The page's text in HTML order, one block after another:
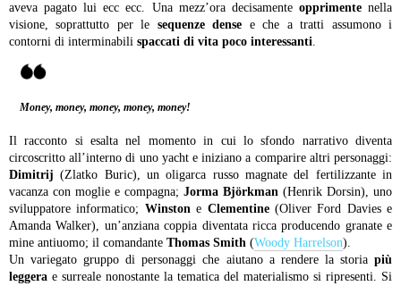
aveva pagato lui ecc ecc. Una mezz’ora decisamente opprimentenella
visione, soprattutto per le sequenze dense e che a tratti assumono i
contorni di interminabili spaccati di vita poco interessanti.
Money, money, money, money, money!
Il racconto si esalta nel momento in cui lo sfondo narrativo diventa
circoscritto all’interno di uno yacht e iniziano a comparire altri personaggi:
Dimitrij (Zlatko Buric), un oligarca russo magnate del fertilizzante in
vacanza con moglie e compagna; Jorma Björkman (Henrik Dorsin), uno
sviluppatore informatico; Winstone Clementine(Oliver Ford Davies e
Amanda Walker), un’anziana coppia diventata ricca producendo granate e
mine antiuomo; il comandante Thomas Smith (Woody Harrelson).
Un variegato gruppo di personaggi che aiutano a rendere la storia più
leggera e surreale nonostante la tematica del materialismo si ripresenti. Si